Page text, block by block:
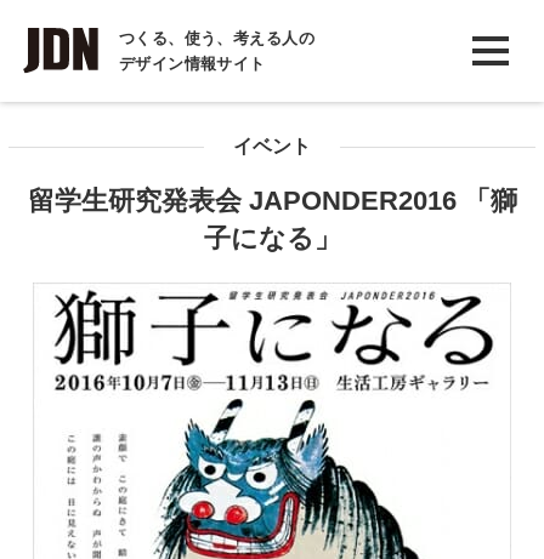
つくる、使う、考える人の
デザイン情報サイト
INTERVIEW
インタビュー
イベント
留学生研究発表会 JAPONDER2016 「獅
子になる」